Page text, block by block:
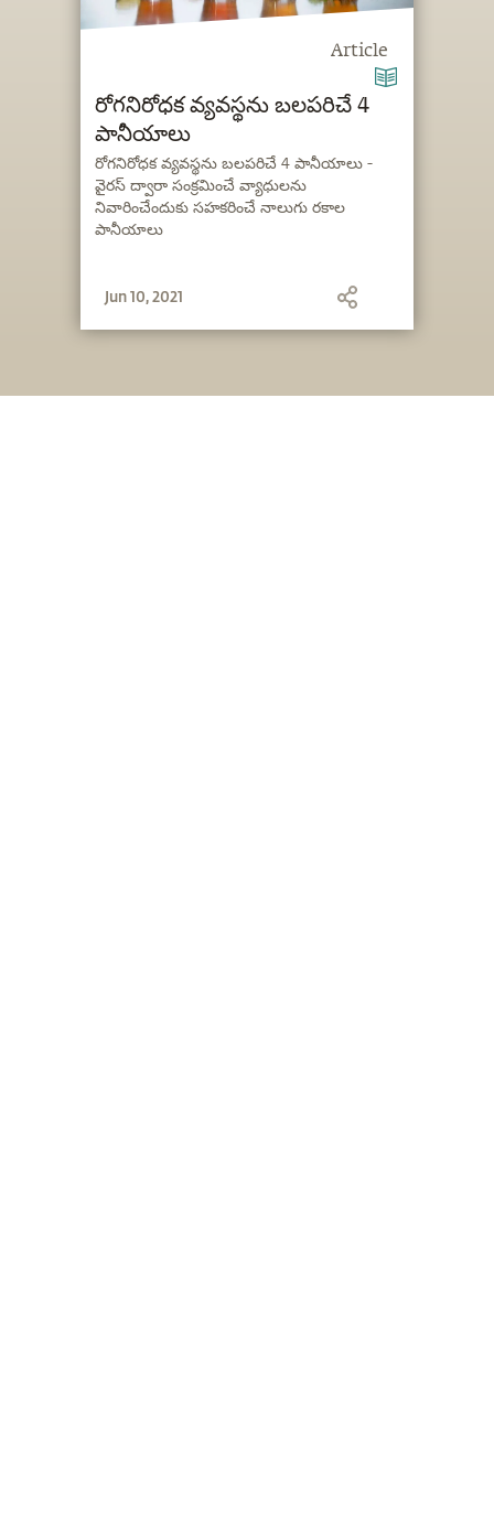
ఆసన్నమైంది. అందుకే మేము ముందుకొచ్చి,
సర్వసాధారణంగా అడిగే ప్రశ్నలకు సమాధానాలను
Article
రోగనిరోధక వ్యవస్థను బలపరిచే 4
పానీయాలు
రోగనిరోధక వ్యవస్థను బలపరిచే 4 పానీయాలు -
వైరస్ ద్వారా సంక్రమించే వ్యాధులను
నివారించేందుకు సహకరించే నాలుగు రకాల
పానీయాలు
Jun 10, 2021